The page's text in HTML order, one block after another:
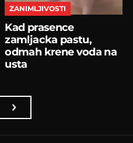
ZANIMLJIVOSTI
Kad prasence
zamljacka pastu,
odmah krene voda na
usta